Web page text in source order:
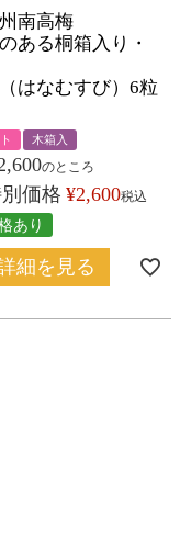
南高梅
ある桐箱入り・
（はなむすび）6粒
木箱入
のところ
価格 ¥2,600税込
あり
細を見る